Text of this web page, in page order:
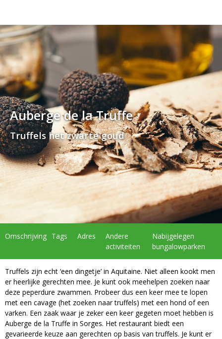
Auberge de la Truffe
Truffels het zwarte goud
Omschrijving Tags Adres
Andere
activiteiten
Nabijgelegen
bungalowparken
Truffels zijn echt ‘een dingetje’ in Aquitaine. Niet alleen kookt men
er heerlijke gerechten mee. Je kunt ook meehelpen zoeken naar
deze peperdure zwammen. Probeer dus een keer mee te lopen
met een cavage (het zoeken naar truffels) met een hond of een
varken. Een zaak waar je zeker een keer gegeten moet hebben is
Auberge de la Truffe in Sorges. Het restaurant biedt een
gevarieerde keuze aan gerechten op basis van truffels. Je kunt er